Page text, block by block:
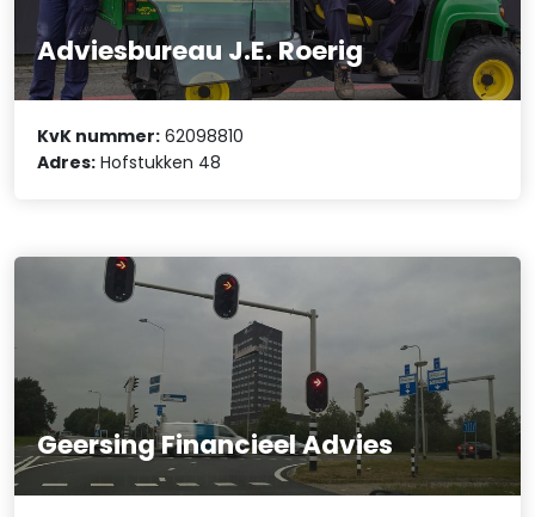
Adviesbureau J.E. Roerig
KvK nummer: 62098810
Adres: Hofstukken 48
Geersing Financieel Advies